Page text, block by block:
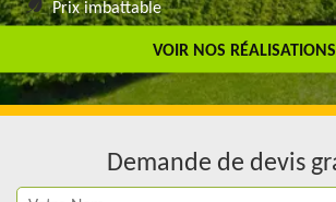
VOIR NOS RÉALISATIONS
Prix imbattable
Travail de qualité
Demande de devis